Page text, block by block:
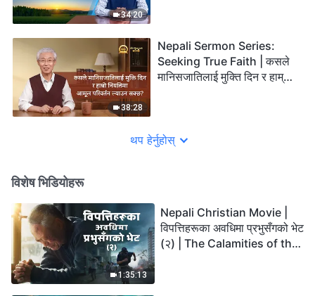
34:20
38:28
Nepali Sermon Series:
Seeking True Faith | कसले
मानिसजातिलाई मुक्ति दिन र हाम्रो
थप हेर्नुहोस्
विशेष भिडियोहरू
1:35:13
Nepali Christian Movie |
विपत्तिहरूका अवधिमा प्रभुसँगको भेट
(२) | The Calamities of the